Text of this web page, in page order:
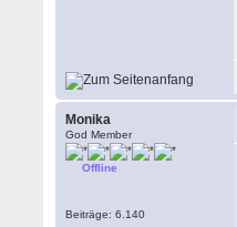
Monika
God Member
Offline
Beiträge: 6.140